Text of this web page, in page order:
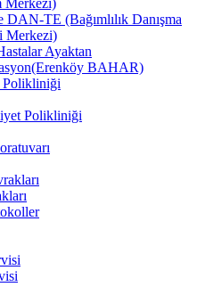
DAN-TE (Bağımlılık Danışma
Merkezi)
Ayaktan
BAHAR)
Polikliniği
Polikliniği